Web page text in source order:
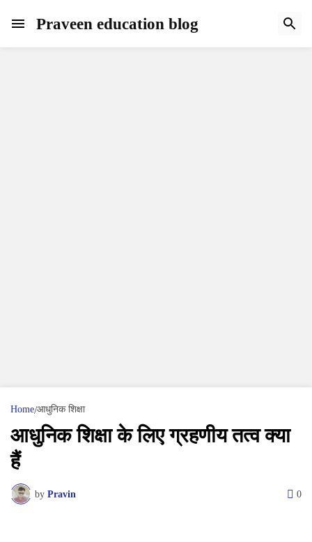
Praveen education blog
Home आधुनिक शिक्षा
आधुनिक शिक्षा के लिए ग्रहणीय तत्व क्या
हैं
by Pravin 0